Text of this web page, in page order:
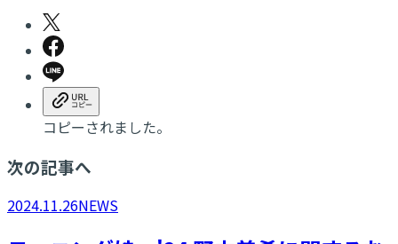
コピーされました。
次の記事へ
2024.11.26NEWS